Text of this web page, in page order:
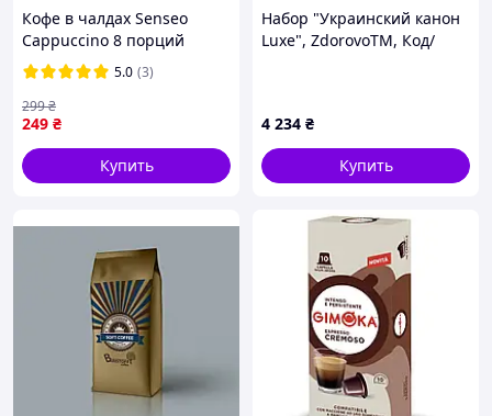
Кофе в чалдах Senseo
Cappuccino 8 порций
Philips Senseo 62 мм
Нидерланды Сенсео
5.0 (3)
249 ₴
299₴
Купить
Набор "Украинский канон
Luxe", ZdorovoTM, Код/
4 234 ₴
Купить